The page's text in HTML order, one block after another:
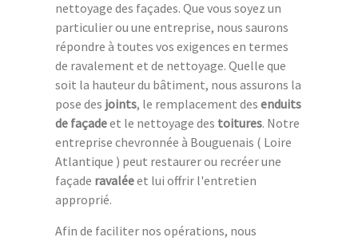
nettoyage des façades. Que vous soyez un
particulier ou une entreprise, nous saurons
répondre à toutes vos exigences en termes
de ravalement et de nettoyage. Quelle que
soit la hauteur du bâtiment, nous assurons la
pose des joints, le remplacement des enduits
de façadeet le nettoyage des toitures. Notre
entreprise chevronnée à Bouguenais ( Loire
Atlantique ) peut restaurer ou recréer une
façade ravaléeet lui offrir l'entretien
approprié.
Afin de faciliter nos opérations, nous